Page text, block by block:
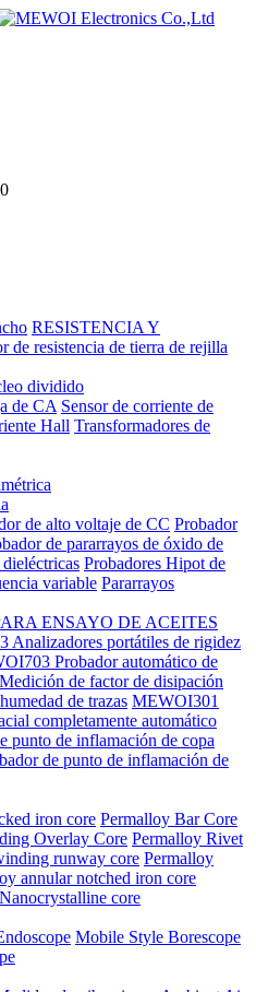
RESISTENCIA Y
de resistencia de tierra de rejilla
dividido
de CA Sensor de corriente de
Hall Transformadores de
de alto voltaje de CC Probador
de pararrayos de óxido de
Probadores Hipot de
variable Pararrayos
ENSAYO DE ACEITES
Analizadores portátiles de rigidez
Probador automático de
de factor de disipación
de trazas MEWOI301
completamente automático
punto de inflamación de copa
de punto de inflamación de
iron core Permalloy Bar Core
Overlay Core Permalloy Rivet
runway core Permalloy
annular notched iron core
Nanocrystalline core
Mobile Style Borescope